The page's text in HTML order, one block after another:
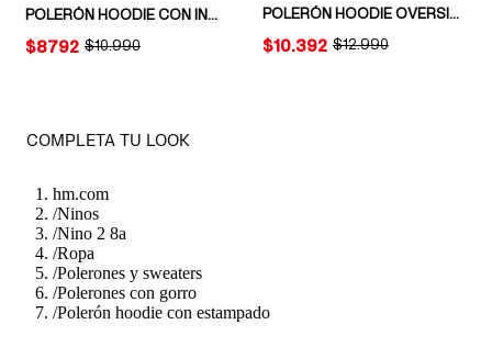
POLERÓN HOODIE CON INTERIOR CEPILLADO
ORIGINAL PRICE:
$10.990
PRICE:
$8792
POLERÓN HOODIE OVERSIZE CON CIERRE
ORIGINAL PRICE:
$12.990
PRICE:
$10.392
COMPLETA TU LOOK
hm.com
/Ninos
/Nino 2 8a
/Ropa
/Polerones y sweaters
/Polerones con gorro
/Polerón hoodie con estampado